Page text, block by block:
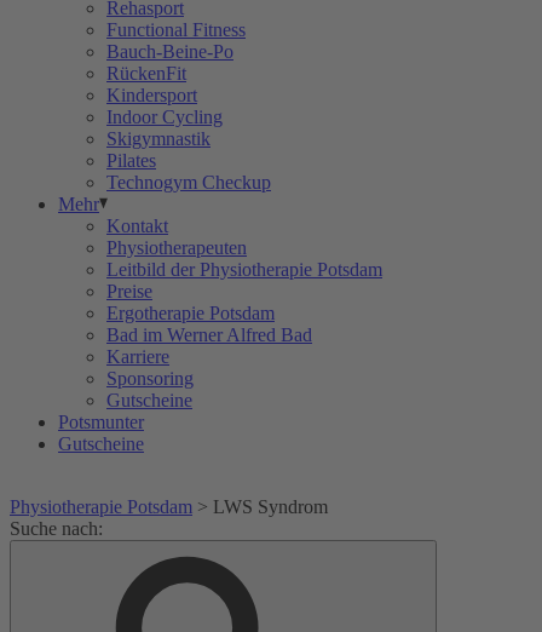
Rehasport
Functional Fitness
Bauch-Beine-Po
RückenFit
Kindersport
Indoor Cycling
Skigymnastik
Pilates
Technogym Checkup
Mehr
Kontakt
Physiotherapeuten
Leitbild der Physiotherapie Potsdam
Preise
Ergotherapie Potsdam
Bad im Werner Alfred Bad
Karriere
Sponsoring
Gutscheine
Potsmunter
Gutscheine
Physiotherapie Potsdam > LWS Syndrom
Suche nach: